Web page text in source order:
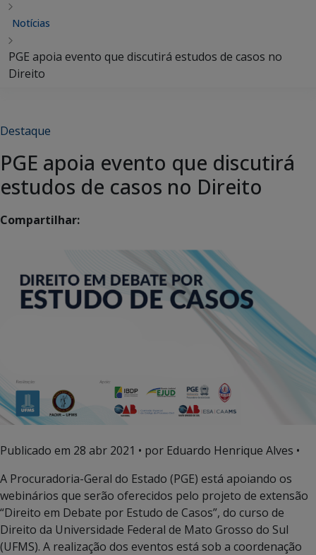
Notícias
PGE apoia evento que discutirá estudos de casos no
Direito
Destaque
PGE apoia evento que discutirá
estudos de casos no Direito
Compartilhar:
Publicado em 28 abr 2021 • por Eduardo Henrique Alves •
A Procuradoria-Geral do Estado (PGE) está apoiando os
webinários que serão oferecidos pelo projeto de extensão
“Direito em Debate por Estudo de Casos”, do curso de
Direito da Universidade Federal de Mato Grosso do Sul
(UFMS). A realização dos eventos está sob a coordenação